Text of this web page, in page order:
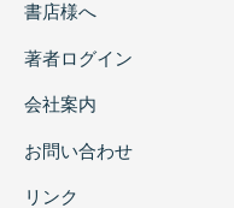
書店様へ
著者ログイン
会社案内
お問い合わせ
リンク